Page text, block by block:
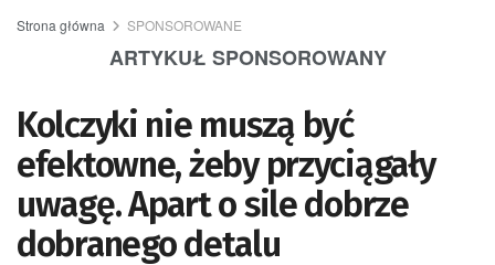
Strona główna SPONSOROWANE
ARTYKUŁ SPONSOROWANY
Kolczyki nie muszą być
efektowne, żeby przyciągały
uwagę. Apart o sile dobrze
dobranego detalu